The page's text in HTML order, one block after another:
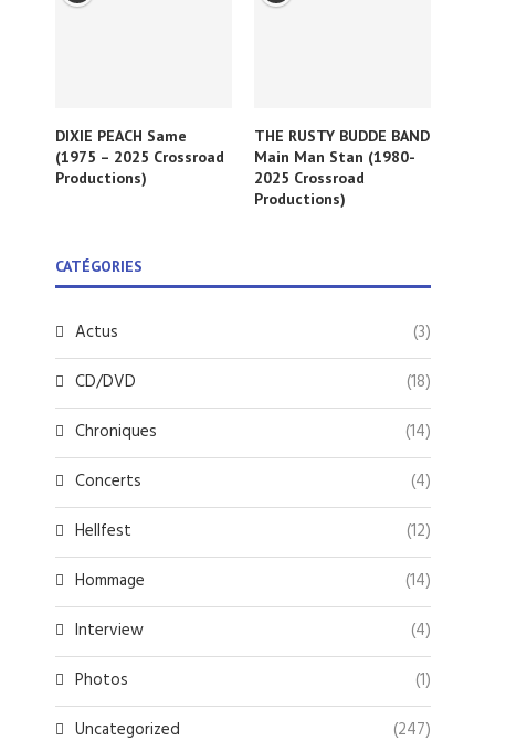
DIXIE PEACH Same
(1975 – 2025 Crossroad
Productions)
THE RUSTY BUDDE BAND
Main Man Stan (1980-
2025 Crossroad
Productions)
CATÉGORIES
Actus
(3)
CD/DVD
(18)
Chroniques
(14)
Concerts
(4)
Hellfest
(12)
Hommage
(14)
Interview
(4)
Photos
(1)
Uncategorized
(247)